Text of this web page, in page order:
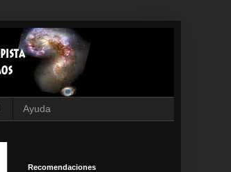
Ayuda
Recomendaciones